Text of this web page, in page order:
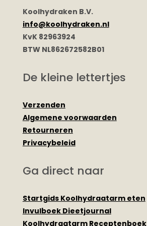
Koolhydraken B.V.
info@koolhydraken.nl
KvK 82963924
BTW NL862672582B01
De kleine lettertjes
Verzenden
Algemene voorwaarden
Retourneren
Privacybeleid
Ga direct naar
Startgids Koolhydraatarm eten
Invulboek Dieetjournal
Koolhydraatarm Receptenboek